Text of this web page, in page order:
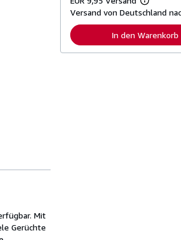
Mit
Gerüchte
W
e
t
e
Versand von Deutschland
In den Warenkorb